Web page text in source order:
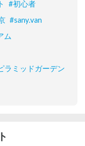
#初心者
#sany.van
ム
ラミッドガーデン